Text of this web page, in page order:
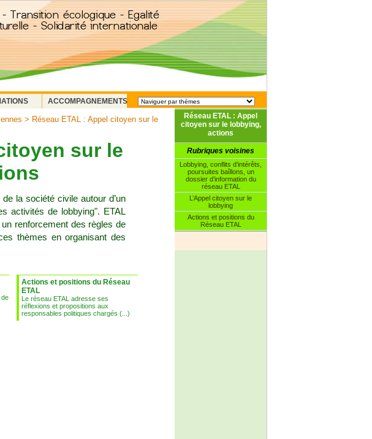
ACCOMPAGNEMENTS
Réseau ETAL : Appel
citoyen sur le lobbying,
actions
Rubriques voisines
Lobbying, conflits d’intérêts,
poursuites baîllons, un
dossier d’information du
réseau ETAL
L’Appel citoyen sur le
lobbying
Actions et positions du
Réseau ETAL
> Réseau ETAL : Appel citoyen sur le
sur le
la société civile autour d’un
activités de lobbying". ETAL
renforcement des règles de
thèmes en organisant des
de
Actions et positions du Réseau
ETAL
Le réseau ETAL adresse ses
réflexions et propositions aux
responsables politiques chargés (...)